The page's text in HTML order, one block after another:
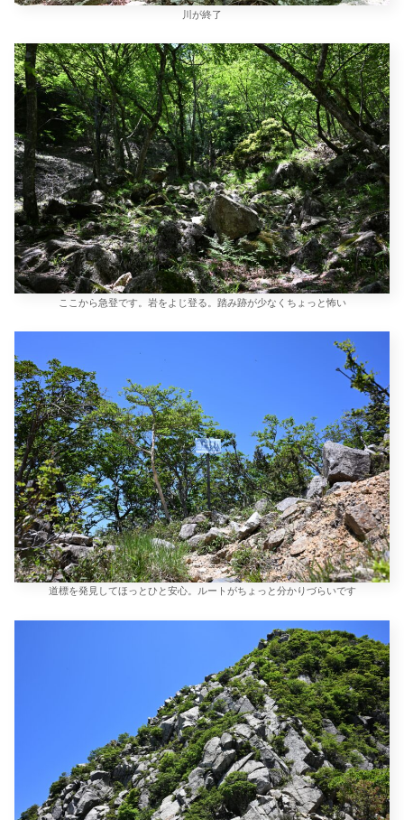
川が終了
ここから急登です。岩をよじ登る。踏み跡が少なくちょっと怖い
道標を発見してほっとひと安心。ルートがちょっと分かりづらいです